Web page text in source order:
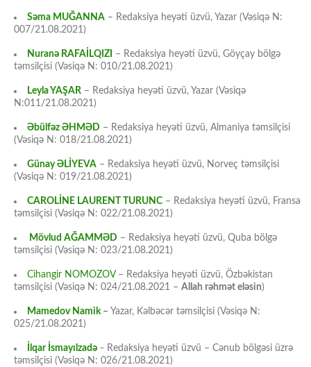
Səma MUĞANNA – Redaksiya heyəti üzvü, Yazar (Vəsiqə N:
007/21.08.2021)
Nuranə RAFAİLQIZI
– Redaksiya heyəti üzvü, Göyçay bölgə
təmsilçisi (Vəsiqə N: 010/21.08.2021)
Leyla YAŞAR – Redaksiya heyəti üzvü, Yazar (Vəsiqə
N:011/21.08.2021)
Əbülfəz ƏHMƏD – Redaksiya heyəti üzvü, Almaniya təmsilçisi
(Vəsiqə N: 018/21.08.2021)
Günay ƏLİYEVA – Redaksiya heyəti üzvü, Norveç təmsilçisi
(Vəsiqə N: 019/21.08.2021)
CAROLİNE LAURENT TURUNC – Redaksiya heyəti üzvü, Fransa
təmsilçisi (Vəsiqə N: 022/21.08.2021)
Mövlud AĞAMMƏD – Redaksiya heyəti üzvü, Quba bölgə
təmsilçisi (Vəsiqə N: 023/21.08.2021)
Cihangir NOMOZOV– Redaksiya heyəti üzvü, Özbəkistan
təmsilçisi (Vəsiqə N: 024/21.08.2021 – Allah rəhmət eləsin)
Mamedov Namik– Yazar, Kəlbəcər təmsilçisi (Vəsiqə N:
025/21.08.2021)
İlqar İsmayılzadə – Redaksiya heyəti üzvü – Cənub bölgəsi üzrə
təmsilçisi (Vəsiqə N: 026/21.08.2021)